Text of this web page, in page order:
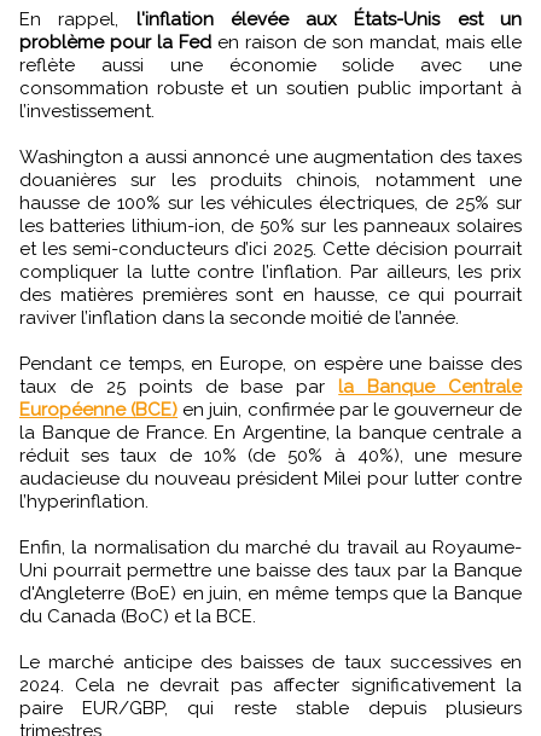
En rappel, l'inflation élevée aux États-Unis est un
problème pour la Fed en raison de son mandat, mais elle
reflète aussi une économie solide avec une
consommation robuste et un soutien public important à
l’investissement.
Washington a aussi annoncé une augmentation des taxes
douanières sur les produits chinois, notamment une
hausse de 100% sur les véhicules électriques, de 25% sur
les batteries lithium-ion, de 50% sur les panneaux solaires
et les semi-conducteurs d’ici 2025. Cette décision pourrait
compliquer la lutte contre l’inflation. Par ailleurs, les prix
des matières premières sont en hausse, ce qui pourrait
raviver l’inflation dans la seconde moitié de l’année.
Pendant ce temps, en Europe, on espère une baisse des
taux de 25 points de base parla Banque Centrale
Européenne (BCE) en juin, confirmée par le gouverneur de
la Banque de France. En Argentine, la banque centrale a
réduit ses taux de 10% (de 50% à 40%), une mesure
audacieuse du nouveau président Milei pour lutter contre
l’hyperinflation.
Enfin, la normalisation du marché du travail au Royaume-
Uni pourrait permettre une baisse des taux par la Banque
d'Angleterre (BoE) en juin, en même temps que la Banque
du Canada (BoC) et la BCE.
Le marché anticipe des baisses de taux successives en
2024. Cela ne devrait pas affecter significativement la
paire EUR/GBP, qui reste stable depuis plusieurs
trimestres.